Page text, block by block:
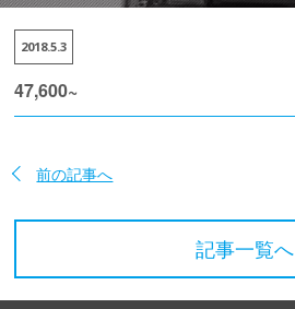
アクセス
お問い合わせ
2018.5.3
47,600~
前の記事へ
記事一覧へ